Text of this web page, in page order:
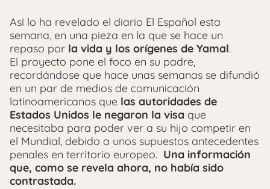
Así lo ha revelado el diario El Español esta
semana, en una pieza en la que se hace un
repaso por la vida y los orígenes de Yamal.
El proyecto pone el foco en su padre,
recordándose que hace unas semanas se difundió
en un par de medios de comunicación
latinoamericanos que las autoridades de
Estados Unidos le negaron la visa que
necesitaba para poder ver a su hijo competir en
el Mundial, debido a unos supuestos antecedentes
penales en territorio europeo. Una información
que, como se revela ahora, no había sido
contrastada.